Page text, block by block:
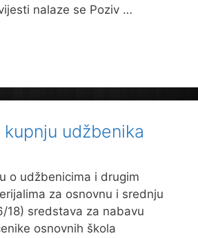
nalaze se Poziv …
udžbenika
o udžbenicima i drugim
za osnovnu i srednju
18) sredstava za nabavu
osnovnih škola